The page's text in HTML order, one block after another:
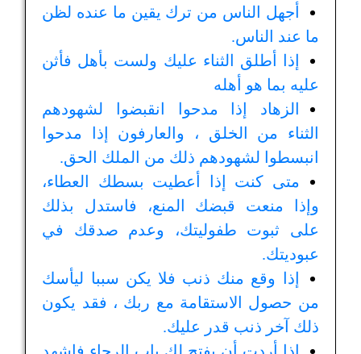
أجهل الناس من ترك يقين ما عنده لظن
ما عند الناس.
إذا أطلق الثناء عليك ولست بأهل فأثن
عليه بما هو أهله
الزهاد إذا مدحوا انقبضوا لشهودهم
الثناء من الخلق ، والعارفون إذا مدحوا
انبسطوا لشهودهم ذلك من الملك الحق.
متى كنت إذا أعطيت بسطك العطاء،
وإذا منعت قبضك المنع، فاستدل بذلك
على ثبوت طفوليتك، وعدم صدقك في
عبوديتك.
إذا وقع منك ذنب فلا يكن سببا ليأسك
من حصول الاستقامة مع ربك ، فقد يكون
ذلك آخر ذنب قدر عليك.